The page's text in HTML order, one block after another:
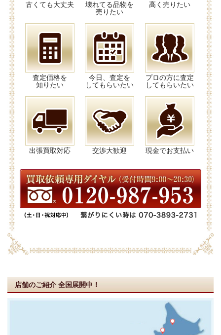
古くても大丈夫
壊れてる品物を
売りたい
高く売りたい
査定価格を
知りたい
今日、査定を
してもらいたい
プロの方に査定
してもらいたい
出張買取対応 交渉大歓迎 現金でお支払い
店舗のご紹介 全国展開中！